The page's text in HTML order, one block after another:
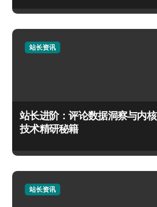
站长资讯
站长进阶：评论数据洞察与内核
技术精研秘籍
站长资讯